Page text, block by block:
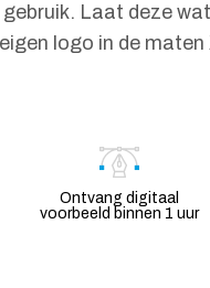
Laat deze
logo in de
Ontvang digitaal
voorbeeld binnen 1 uur